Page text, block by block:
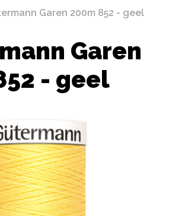
Garen 200m 852 - geel
Garen
- geel